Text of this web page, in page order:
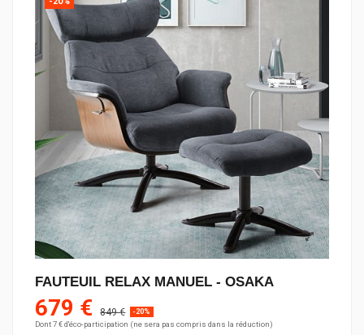
FAUTEUIL RELAX MANUEL - OSAKA
679 € 849 € -20%
Dont 7 € d'éco-participation (ne sera pas compris dans la réduction)